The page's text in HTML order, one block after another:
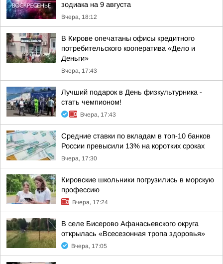
зодиака на 9 августа
Вчера, 18:12
В Кирове опечатаны офисы кредитного
потребительского кооператива «Дело и
Деньги»
Вчера, 17:43
Лучший подарок в День физкультурника -
стать чемпионом!
Вчера, 17:43
Средние ставки по вкладам в топ-10 банков
России превысили 13% на коротких сроках
Вчера, 17:30
Кировские школьники погрузились в морскую
профессию
Вчера, 17:24
В селе Бисерово Афанасьевского округа
открылась «Всесезонная тропа здоровья»
Вчера, 17:05